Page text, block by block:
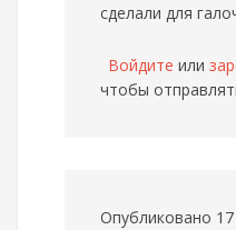
сделали для
Войдите или
чтобы
Опубликовано